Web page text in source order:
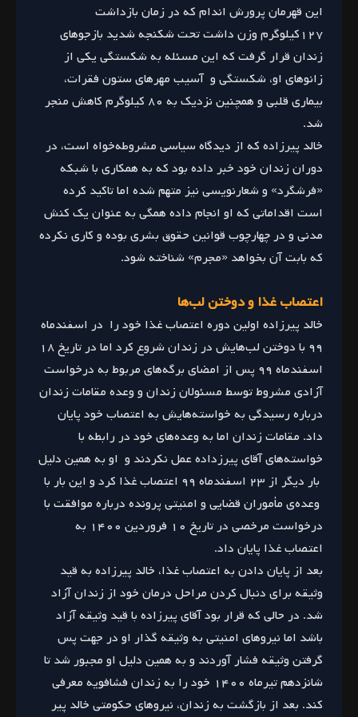
این قهرمان پرورش اندام که در زمان بازداشت
۱۲۷کیلوگرم وزن داشت تحت شکنجه شدید بازجوهای
زندان قرار گرفت که این مسئله به شکستگی یکی از
زانوهای او، شکستگی و آسیب مهرها‌ی ستون فقرات،
بیماری قلبی و همچنین نزدیک به ۸۰ کیلوگرم کاهش منجر
شد.
خالد پیرزاده که از دیدگاه سیاسی مشروطه‌خواه است، در
دوران زندان خود خبر داده بود که به همکاری با شبکه
«فرشگرد» و شعارنویسی نیز متهم شده اما تاکید کرده
است اقداماتی که او انجام داده همگی به عنوان یک کنش
مدنی و در چهارچوب قوانین حقوق بشری بوده و کاری نکرده
که بابت آن بخواهد «مجرم» شناخته شود.
اعتصاب غذا و دوختن لب‌ها
خالد پیرزاده اولین دوره اعتصاب غذا خود را در اسفندماه
۹۹ با دوختن لب‌هایش در زندان شروع کرد اما در تاریخ ۱۸
اسفندماه ۹۹ پس از امضای برگه‌های مربوط به درخواست
آزادی مشروط توسط مسئولان زندان و وعده مقامات زندان
درباره رسیدگی به خواسته‌هایش به اعتصاب خود پایان
داد. مقامات زندان اما به وعده‌های خود در رابطه با
خواسته‌های آقای پیرزداده عمل نکردند و او به همین دلیل
بار دیگر از ۲۳ اسفندماه ۹۹ اعتصاب غذا کرد و این بار با
وعده‌ی مأموران قضایی و امنیتی پرونده درباره موافقت با
درخواست مرخصی‌ در تاریخ ۱۰ فروردین ۱۴۰۰ به
اعتصاب غذا پایان داد.
بعد از پایان دادن به اعتصاب غذا، خالد پیرزاده به قید
وثیقه برای دنبال کردن مراحل درمان خود از زندان آزاد
شد. در حالی که قرار بود آقای پیرزاده با قید وثیقه آزاد
باشد اما نیروهای امنیتی به وثیقه گذار او در جهت پس
گرفتن وثیقه فشار آوردند و به همین دلیل او مجبور شد تا
شانزدهم تیرماه ۱۴۰۰ خود را به زندان فشافویه معرفی
کند. بعد از بازگشت به زندان، نیروهای حکومتی خالد پیر